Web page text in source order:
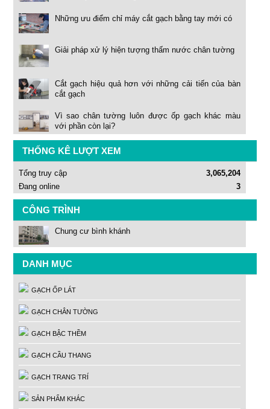
Những ưu điểm chỉ máy cắt gạch bằng tay mới có
Giải pháp xử lý hiện tượng thấm nước chân tường
Cắt gạch hiệu quả hơn với những cải tiến của bàn
cắt gạch
Vì sao chân tường luôn được ốp gạch khác màu
với phần còn lại?
THỐNG KÊ LƯỢT XEM
Tổng truy cập
3,065,204
Đang online
3
CÔNG TRÌNH
Chung cư bình khánh
DANH MỤC
GẠCH ỐP LÁT
GẠCH CHÂN TƯỜNG
GẠCH BẬC THỀM
GẠCH CẦU THANG
GẠCH TRANG TRÍ
SẢN PHẨM KHÁC